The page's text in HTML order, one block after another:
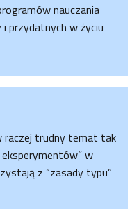
nauczania
przydatnych w życiu
raczej trudny temat tak
w
z “zasady typu”